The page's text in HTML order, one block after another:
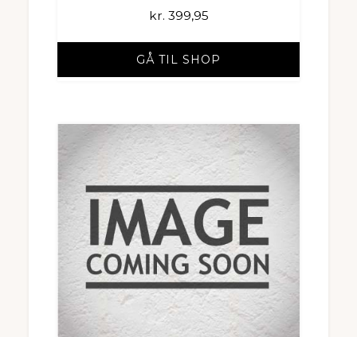
kr. 399,95
GÅ TIL SHOP